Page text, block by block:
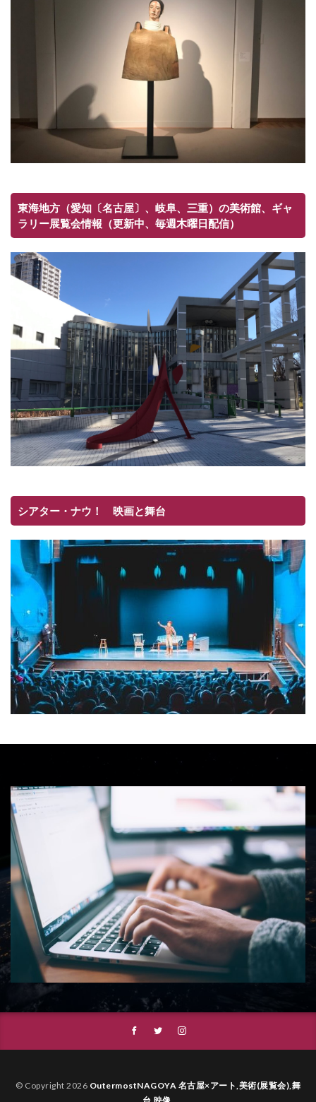
東海地方（愛知〔名古屋〕、岐阜、三重）の美術館、ギャ
ラリー展覧会情報（更新中、毎週木曜日配信）
シアター・ナウ！ 映画と舞台
© Copyright 2026 OutermostNAGOYA 名古屋×アート,美術(展覧会),舞